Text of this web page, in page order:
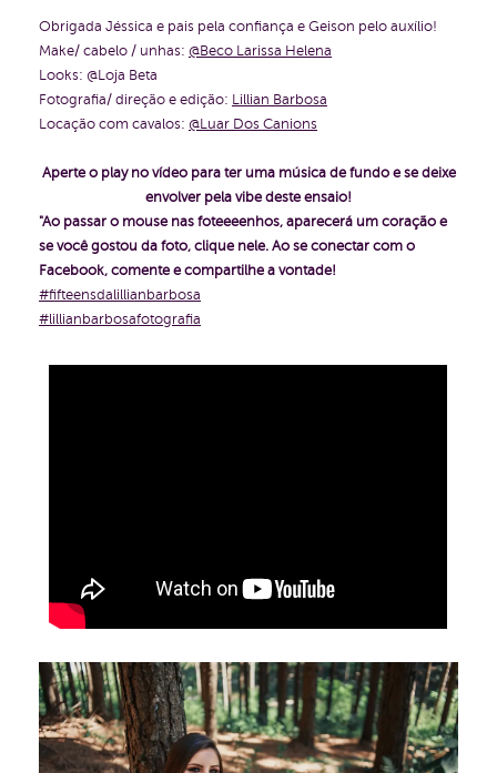
Obrigada Jéssica e pais pela confiança e Geison pelo auxílio!
Make/ cabelo / unhas: @Beco Larissa Helena
Looks: @Loja Beta
Fotografia/ direção e edição: Lillian Barbosa
Locação com cavalos: @Luar Dos Canions
Aperte o play no vídeo para ter uma música de fundo e se deixe
envolver pela vibe deste ensaio!
"Ao passar o mouse nas foteeeenhos, aparecerá um coração e
se você gostou da foto, clique nele. Ao se conectar com o
Facebook, comente e compartilhe a vontade!
#fifteensdalillianbarbosa
#lillianbarbosafotografia